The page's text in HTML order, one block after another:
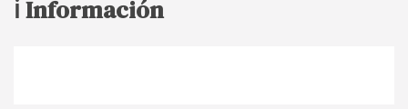
ℹ️ Información